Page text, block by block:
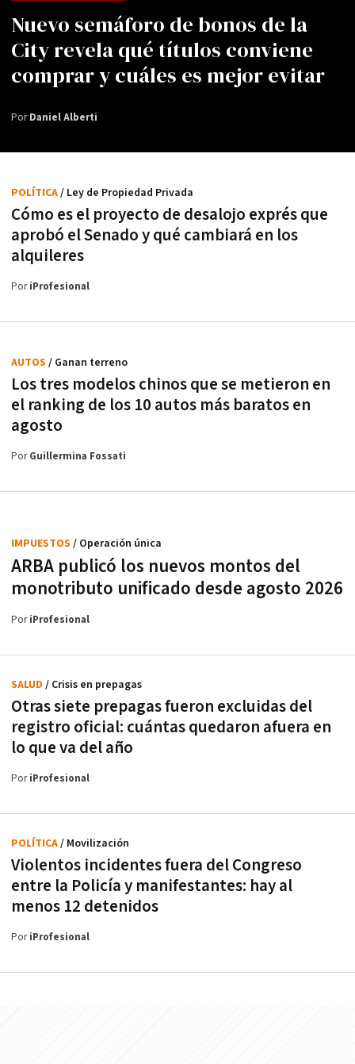
Nuevo semáforo de bonos de la
City revela qué títulos conviene
comprar y cuáles es mejor evitar
PorDaniel Alberti
Cómo es el proyecto de desalojo exprés que
aprobó el Senado y qué cambiará en los
alquileres
POLÍTICA/ Ley de Propiedad Privada
PoriProfesional
Los tres modelos chinos que se metieron en
el ranking de los 10 autos más baratos en
agosto
AUTOS / Ganan terreno
PorGuillermina Fossati
ARBA publicó los nuevos montos del
monotributo unificado desde agosto 2026
IMPUESTOS / Operación única
PoriProfesional
Otras siete prepagas fueron excluidas del
registro oficial: cuántas quedaron afuera en
lo que va del año
SALUD / Crisis en prepagas
PoriProfesional
Violentos incidentes fuera del Congreso
entre la Policía y manifestantes: hay al
menos 12 detenidos
POLÍTICA/ Movilización
PoriProfesional